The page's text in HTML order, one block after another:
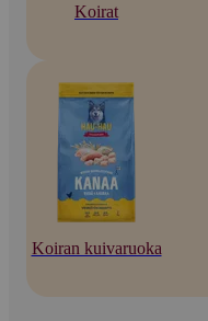
Koirat
Koiran kuivaruoka